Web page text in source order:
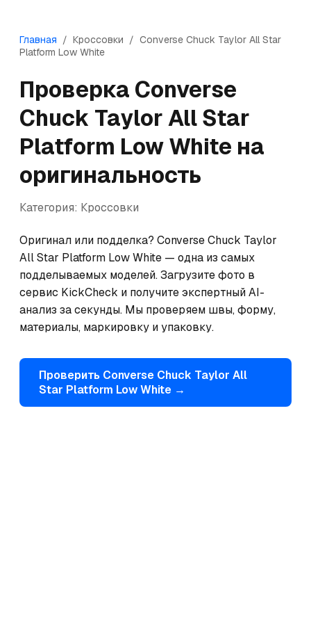
Главная / Кроссовки / Converse Chuck Taylor All Star
Platform Low White
Проверка Converse
Chuck Taylor All Star
Platform Low White на
оригинальность
Категория: Кроссовки
Оригинал или подделка? Converse Chuck Taylor
All Star Platform Low White — одна из самых
подделываемых моделей. Загрузите фото в
сервис KickCheck и получите экспертный AI-
анализ за секунды. Мы проверяем швы, форму,
материалы, маркировку и упаковку.
Проверить Converse Chuck Taylor All
Star Platform Low White →